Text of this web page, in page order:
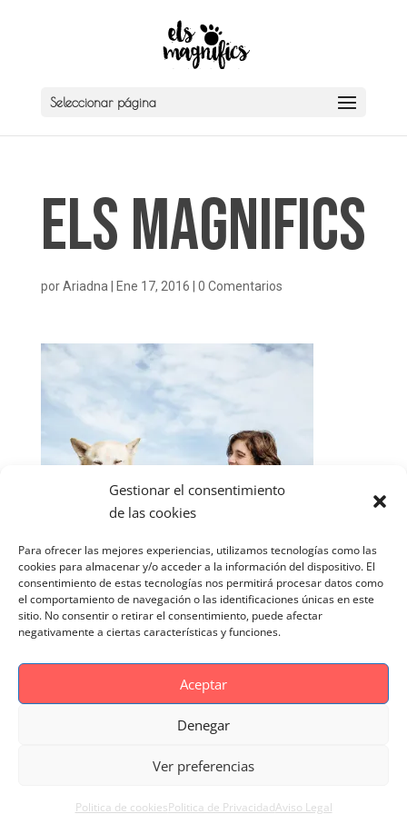
Gestionar el consentimiento
de las cookies
Para ofrecer las mejores experiencias, utilizamos tecnologías como las
cookies para almacenar y/o acceder a la información del dispositivo. El
consentimiento de estas tecnologías nos permitirá procesar datos como
el comportamiento de navegación o las identificaciones únicas en este
sitio. No consentir o retirar el consentimiento, puede afectar
negativamente a ciertas características y funciones.
Aceptar
Denegar
Ver preferencias
Politica de cookiesPolitica de PrivacidadAviso Legal
Seleccionar página
Els Magnifics
porAriadna Ene 17, 2016 0 Comentarios
Politica de Privacidad
Reportaje Magnific